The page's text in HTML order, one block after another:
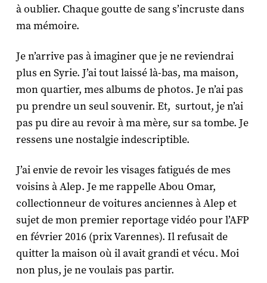
à oublier. Chaque goutte de sang s’incruste dans
ma mémoire.
Je n’arrive pas à imaginer que je ne reviendrai
plus en Syrie. J’ai tout laissé là-bas, ma maison,
mon quartier, mes albums de photos. Je n’ai pas
pu prendre un seul souvenir. Et, surtout, je n’ai
pas pu dire au revoir à ma mère, sur sa tombe. Je
ressens une nostalgie indescriptible.
J’ai envie de revoir les visages fatigués de mes
voisins à Alep. Je me rappelle Abou Omar,
collectionneur de voitures anciennes à Alep et
sujet de mon premier reportage vidéo pour l’AFP
en février 2016 (prix Varennes). Il refusait de
quitter la maison où il avait grandi et vécu. Moi
non plus, je ne voulais pas partir.